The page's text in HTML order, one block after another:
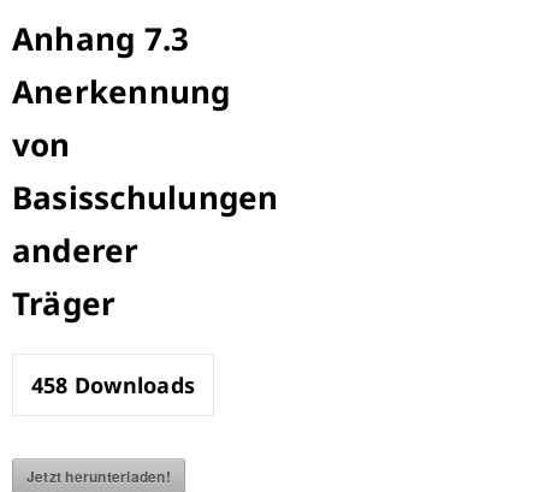
Zum
Inhalt
springen
Anhang 7.3
Anerkennung
von
Basisschulungen
anderer
Träger
458 Downloads
Jetzt herunterladen!